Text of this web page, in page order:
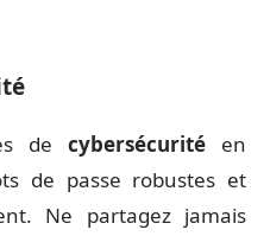
de cybersécurité en
de passe robustes et
Ne partagez jamais